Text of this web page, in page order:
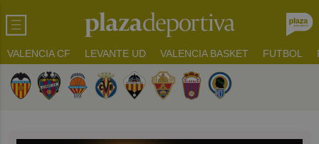
VALENCIA CF LEVANTE UD VALENCIA BASKET FUTBOL